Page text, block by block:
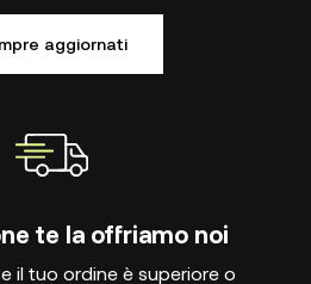
aggiornati
te la offriamo noi
il tuo ordine è superiore o